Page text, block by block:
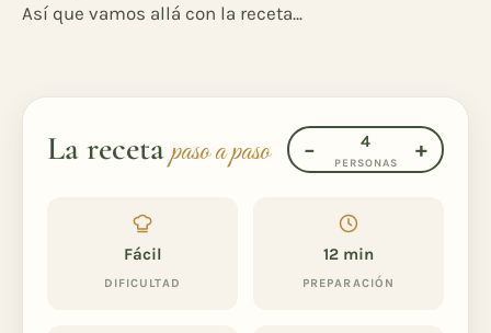
Así que vamos allá con la receta...
La recetapaso a paso − 4
PERSONAS
+
Fácil
DIFICULTAD
12 min
PREPARACIÓN